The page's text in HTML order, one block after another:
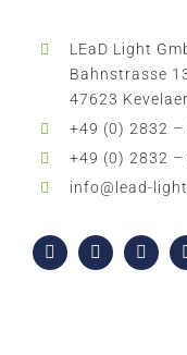
LEaD Light
Bahnstrasse
47623 Kevelaer
+49 (0) 2832 –
+49 (0) 2832 –
info@lead-